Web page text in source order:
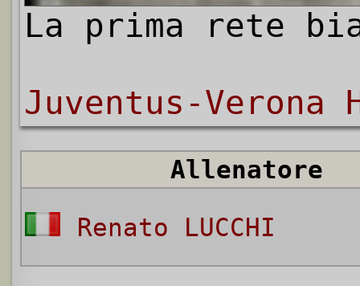
La prima rete
Juventus-Verona
Allenatore
Renato LUCCHI